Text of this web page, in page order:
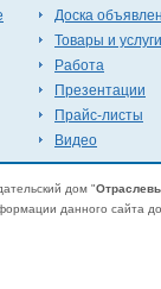
Доска
Товары и услуги
Работа
Презентации
Прайс-листы
Видео
дом "
данного сайта